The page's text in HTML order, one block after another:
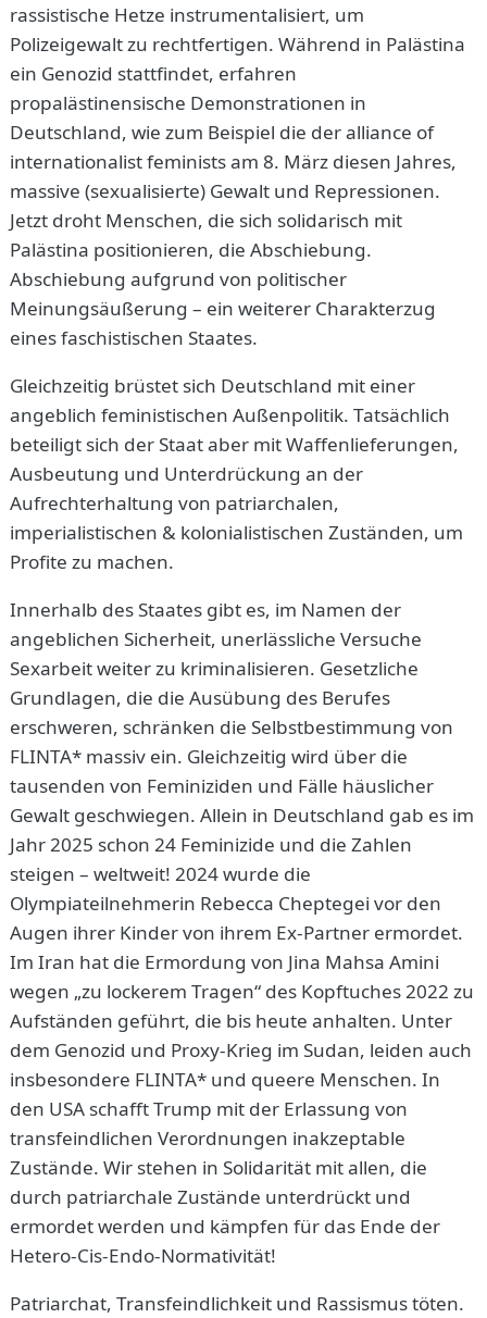
rassistische Hetze instrumentalisiert, um
Polizeigewalt zu rechtfertigen. Während in Palästina
ein Genozid stattfindet, erfahren
propalästinensische Demonstrationen in
Deutschland, wie zum Beispiel die der alliance of
internationalist feminists am 8. März diesen Jahres,
massive (sexualisierte) Gewalt und Repressionen.
Jetzt droht Menschen, die sich solidarisch mit
Palästina positionieren, die Abschiebung.
Abschiebung aufgrund von politischer
Meinungsäußerung – ein weiterer Charakterzug
eines faschistischen Staates.
Gleichzeitig brüstet sich Deutschland mit einer
angeblich feministischen Außenpolitik. Tatsächlich
beteiligt sich der Staat aber mit Waffenlieferungen,
Ausbeutung und Unterdrückung an der
Aufrechterhaltung von patriarchalen,
imperialistischen & kolonialistischen Zuständen, um
Profite zu machen.
Innerhalb des Staates gibt es, im Namen der
angeblichen Sicherheit, unerlässliche Versuche
Sexarbeit weiter zu kriminalisieren. Gesetzliche
Grundlagen, die die Ausübung des Berufes
erschweren, schränken die Selbstbestimmung von
FLINTA* massiv ein. Gleichzeitig wird über die
tausenden von Feminiziden und Fälle häuslicher
Gewalt geschwiegen. Allein in Deutschland gab es im
Jahr 2025 schon 24 Feminizide und die Zahlen
steigen – weltweit! 2024 wurde die
Olympiateilnehmerin Rebecca Cheptegei vor den
Augen ihrer Kinder von ihrem Ex-Partner ermordet.
Im Iran hat die Ermordung von Jina Mahsa Amini
wegen „zu lockerem Tragen“ des Kopftuches 2022 zu
Aufständen geführt, die bis heute anhalten. Unter
dem Genozid und Proxy-Krieg im Sudan, leiden auch
insbesondere FLINTA* und queere Menschen. In
den USA schafft Trump mit der Erlassung von
transfeindlichen Verordnungen inakzeptable
Zustände. Wir stehen in Solidarität mit allen, die
durch patriarchale Zustände unterdrückt und
ermordet werden und kämpfen für das Ende der
Hetero-Cis-Endo-Normativität!
Patriarchat, Transfeindlichkeit und Rassismus töten.